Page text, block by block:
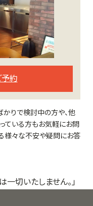
予約
かりで検討中の方や、他
ている方もお気軽にお問
様々な不安や疑問にお答
一切いたしません。」